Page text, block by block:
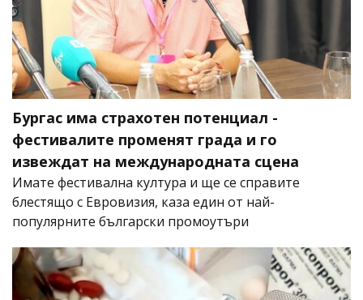
Бургас има страхотен потенциал -
фестивалите променят града и го
извеждат на международната сцена
Имате фестивална култура и ще се справите
блестящо с Евровизия, каза един от най-
популярните български промоутъри